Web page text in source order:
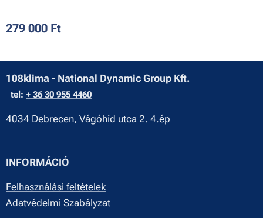
279 000 Ft
108klima - National Dynamic Group Kft.
tel: + 36 30 955 4460
4034 Debrecen, Vágóhíd utca 2. 4.ép
INFORMÁCIÓ
Felhasználási feltételek
Adatvédelmi Szabályzat